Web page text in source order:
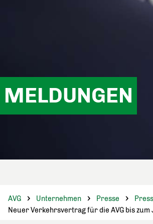
MELDUNGEN
AVG Unternehmen Presse
Neuer Verkehrsvertrag für die AVG bis